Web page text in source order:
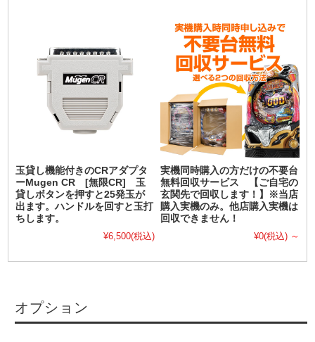
玉貸し機能付きのCRアダプタ
ーMugen CR [無限CR] 玉
貸しボタンを押すと25発玉が
出ます。ハンドルを回すと玉打
ちします。
¥6,500(税込)
実機同時購入の方だけの不要台
無料回収サービス 【ご自宅の
玄関先で回収します！】※当店
購入実機のみ。他店購入実機は
回収できません！
¥0(税込) ～
オプション